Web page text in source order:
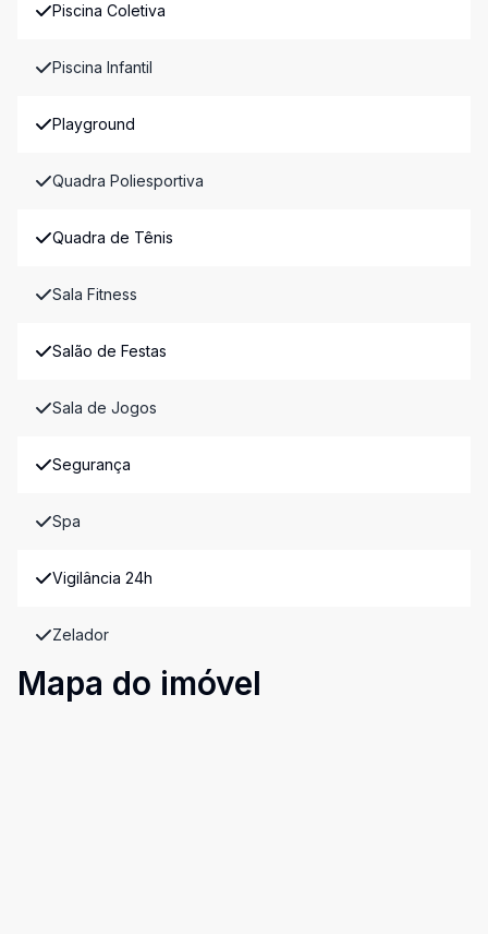
Piscina Coletiva
Piscina Infantil
Playground
Quadra Poliesportiva
Quadra de Tênis
Sala Fitness
Salão de Festas
Sala de Jogos
Segurança
Spa
Vigilância 24h
Zelador
Mapa do imóvel